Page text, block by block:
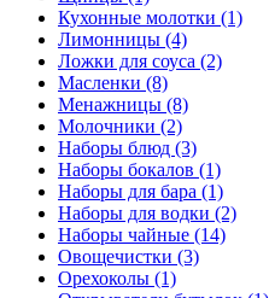
Кухонные молотки (1)
Лимонницы (4)
Ложки для соуса (2)
Масленки (8)
Менажницы (8)
Молочники (2)
Наборы блюд (3)
Наборы бокалов (1)
Наборы для бара (1)
Наборы для водки (2)
Наборы чайные (14)
Овощечистки (3)
Орехоколы (1)